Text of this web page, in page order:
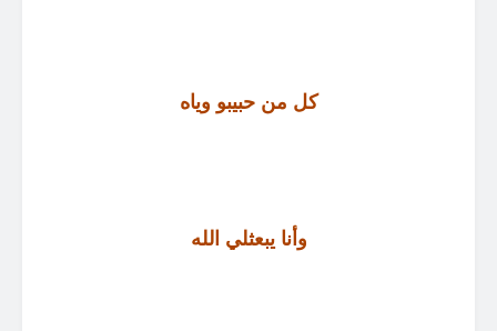
كل من حبيبو وياه
وأنا يبعثلي الله